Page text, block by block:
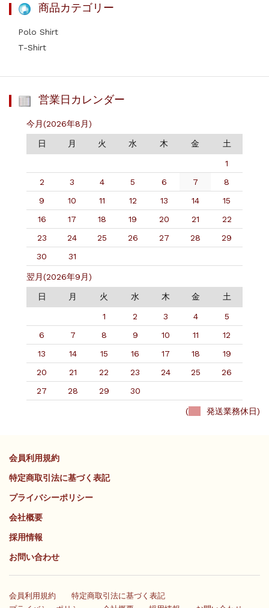
商品カテゴリー
Polo Shirt
T-Shirt
営業日カレンダー
今月(2026年8月)
日 月 火 水 木 金 土
1
2
3 4 5 6 7
8
9
10 11 12 13 14
15
16
17 18 19 20 21
22
23
24 25 26 27 28
29
30
31
翌月(2026年9月)
日 月 火 水 木 金 土
1 2 3 4
5
6
7 8 9 10 11
12
13
14 15 16 17 18
19
20
21 22 23 24 25
26
27
28 29 30
( 発送業務休日)
会員利用規約
特定商取引法に基づく表記
プライバシーポリシー
会社概要
採用情報
お問い合わせ
会員利用規約
特定商取引法に基づく表記